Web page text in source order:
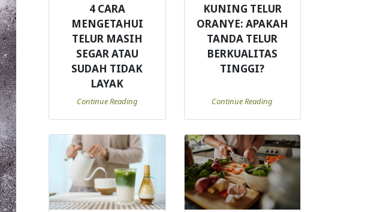
4 CARA
MENGETAHUI
TELUR MASIH
SEGAR ATAU
SUDAH TIDAK
LAYAK
Continue Reading
KUNING TELUR
ORANYE: APAKAH
TANDA TELUR
BERKUALITAS
TINGGI?
Continue Reading